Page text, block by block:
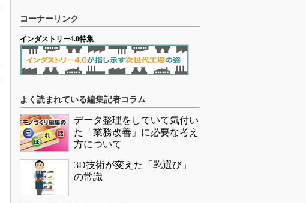
コーナーリンク
インダストリー4.0特集
よく読まれている編集記者コラム
データ整理をしていて気付い
た「業務改善」に必要な考え
方について
3D技術が変えた「靴選び」
の常識